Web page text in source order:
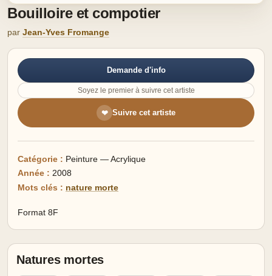
Bouilloire et compotier
par Jean-Yves Fromange
Demande d'info
Soyez le premier à suivre cet artiste
❤ Suivre cet artiste
Catégorie : Peinture — Acrylique
Année : 2008
Mots clés : nature morte
Format 8F
Natures mortes